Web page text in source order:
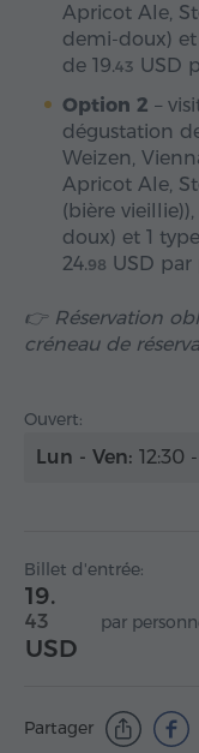
Apricot Ale,
demi-doux)
de 19.43 USD
Option 2 –
dégustation
Weizen,
Apricot Ale,
(bière
doux) et 1
24.98 USD par
👉 Réservation
créneau de
Ouvert:
Lun - Ven: 12:30
Billet d'entrée:
19.
43
USD
par
Partager